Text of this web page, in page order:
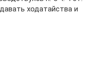
ходатайства и